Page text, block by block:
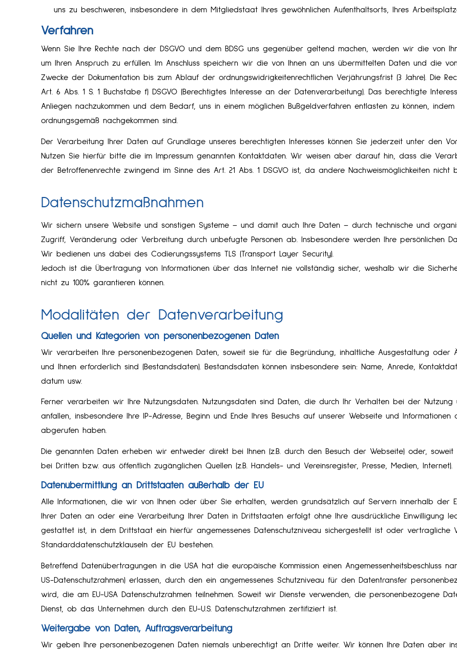
uns zu beschweren, insbesondere in dem Mitgliedstaat Ihres gewöhnlichen Aufenthaltsorts, Ihres
Verfahren
Wenn Sie Ihre Rechte nach der DSGVO und dem BDSG uns gegenüber geltend machen, werden wir die von
um Ihren Anspruch zu erfüllen. Im Anschluss speichern wir die von Ihnen an uns übermittelten Daten und die
Zwecke der Dokumentation bis zum Ablauf der ordnungswidrigkeitenrechtlichen Verjährungsfrist (3 Jahre). Die
Art. 6 Abs. 1 S. 1 Buchstabe f) DSGVO (Berechtigtes Interesse an der Datenverarbeitung). Das berechtigte
Anliegen nachzukommen und dem Bedarf, uns in einem möglichen Bußgeldverfahren entlasten zu können,
ordnungsgemäß nachgekommen sind.
Der Verarbeitung Ihrer Daten auf Grundlage unseres berechtigten Interesses können Sie jederzeit unter den
Nutzen Sie hierfür bitte die im Impressum genannten Kontaktdaten. Wir weisen aber darauf hin, dass die
der Betroffenenrechte zwingend im Sinne des Art. 21 Abs. 1 DSGVO ist, da andere Nachweismöglichkeiten
Datenschutzmaßnahmen
Wir sichern unsere Website und sonstigen Systeme – und damit auch Ihre Daten – durch technische und
Zugriff, Veränderung oder Verbreitung durch unbefugte Per­sonen ab. Insbesondere werden Ihre persönlichen
Wir bedienen uns dabei des Codierungssystems TLS (Transport Layer Security).
Jedoch ist die Übertragung von Informationen über das Internet nie vollständig sicher, weshalb wir die
nicht zu 100% garantieren können.
Modalitäten der Datenverarbeitung
Quellen und Kategorien von personenbezogenen Daten
Wir verarbeiten Ihre personenbezogenen Daten, soweit sie für die Begründung, inhaltliche Ausgestaltung oder
und Ihnen erforderlich sind (Bestandsdaten). Bestandsdaten können insbesondere sein: Name, Anrede,
datum usw.
Ferner verarbeiten wir Ihre Nutzungsdaten. Nutzungsdaten sind Daten, die durch Ihr Verhalten bei der Nutzung
anfallen, insbesondere Ihre IP-Adresse, Beginn und Ende Ihres Besuchs auf unserer Webseite und
abgerufen haben.
Die genannten Daten erheben wir entweder direkt bei Ihnen (z.B. durch den Besuch der Webseite) oder,
bei Dritten bzw. aus öffentlich zugänglichen Quellen (z.B. Handels- und Vereinsregister, Presse, Medien, Internet).
Datenübermittlung an Drittstaaten außerhalb der EU
Alle Informationen, die wir von Ihnen oder über Sie erhalten, werden grundsätzlich auf Servern innerhalb der
Ihrer Daten an oder eine Verarbeitung Ihrer Daten in Drittstaaten erfolgt ohne Ihre ausdrückliche Einwilligung
gestattet ist, in dem Drittstaat ein hierfür angemessenes Datenschutzniveau sichergestellt ist oder vertragliche
Standarddatenschutzklauseln der EU bestehen.
Betreffend Datenübertragungen in die USA hat die europäische Kommission einen Angemessenheitsbeschluss
US-Datenschutzrahmen) erlassen, durch den ein angemessenes Schutzniveau für den Datentransfer
wird, die am EU-USA Datenschutzrahmen teilnehmen. Soweit wir Dienste verwenden, die personenbezogene
Dienst, ob das Unternehmen durch den EU-U.S. Datenschutzrahmen zertifiziert ist.
Weitergabe von Daten, Auftragsverarbeitung
Wir geben Ihre personenbezogenen Daten niemals unberechtigt an Dritte weiter. Wir können Ihre Daten aber